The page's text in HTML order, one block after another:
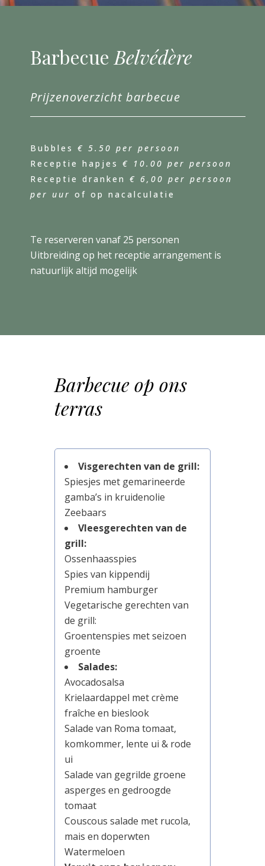
Barbecue Belvédère
Prijzenoverzicht barbecue
Bubbles € 5.50 per persoon
Receptie hapjes € 10.00 per persoon
Receptie dranken € 6,00 per persoon
per uur of op nacalculatie
Te reserveren vanaf 25 personen
Uitbreiding op het receptie arrangement is
natuurlijk altijd mogelijk
Barbecue op ons
terras
Visgerechten van de grill:
Spiesjes met gemarineerde
gamba’s in kruidenolie
Zeebaars
Vleesgerechten van de
grill:
Ossenhaasspies
Spies van kippendij
Premium hamburger
Vegetarische gerechten van
de grill:
Groentenspies met seizoen
groente
Salades:
Avocadosalsa
Krielaardappel met crème
fraîche en bieslook
Salade van Roma tomaat,
komkommer, lente ui & rode
ui
Salade van gegrilde groene
asperges en gedroogde
tomaat
Couscous salade met rucola,
mais en doperwten
Watermeloen